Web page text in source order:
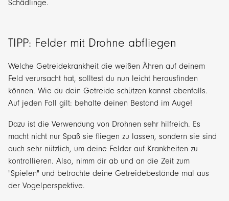
Schädlinge.
TIPP: Felder mit Drohne abfliegen
Welche Getreidekrankheit die weißen Ähren auf deinem
Feld verursacht hat, solltest du nun leicht herausfinden
können. Wie du dein Getreide schützen kannst ebenfalls.
Auf jeden Fall gilt: behalte deinen Bestand im Auge!
Dazu ist die Verwendung von Drohnen sehr hilfreich. Es
macht nicht nur Spaß sie fliegen zu lassen, sondern sie sind
auch sehr nützlich, um deine Felder auf Krankheiten zu
kontrollieren. Also, nimm dir ab und an die Zeit zum
"Spielen" und betrachte deine Getreidebestände mal aus
der Vogelperspektive.